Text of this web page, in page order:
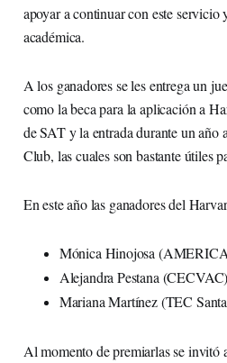
apoyar a continuar con este servicio
académica.
A los ganadores se les entrega un
como la beca para la aplicación a
de SAT y la entrada durante un año
Club, las cuales son bastante útiles
En este año las ganadores del
Mónica Hinojosa
Alejandra Pestana (CECVAC)
Mariana Martínez (TEC
Al momento de premiarlas se invitó